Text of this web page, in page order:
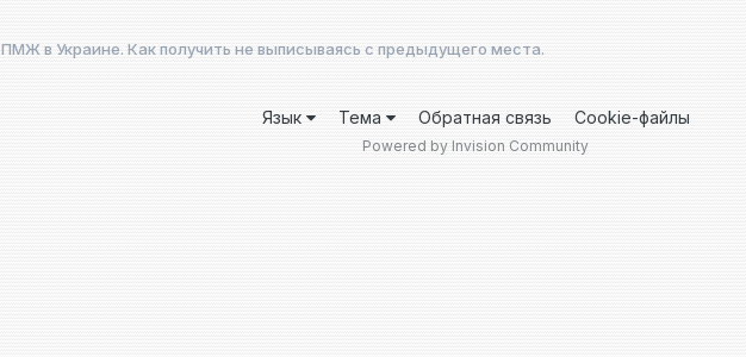
ПМЖ в Украине. Как получить не выписываясь с предыдущего места.
Язык Тема Обратная связь Cookie-файлы
Powered by Invision Community